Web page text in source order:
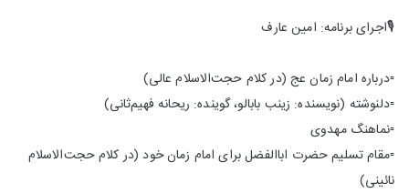
🎙اجرای برنامه: امین عارف
▫️درباره امام زمان عج (در کلام حجت‌الاسلام عالی)
▫️دلنوشته‌ (نویسنده: زینب بابالو، گوینده: ریحانه فهیم‌ثانی)
▫️نماهنگ مهدوی
▫️مقام تسلیم حضرت اباالفضل برای امام زمان خود (در کلام حجت‌الاسلام
نائینی)